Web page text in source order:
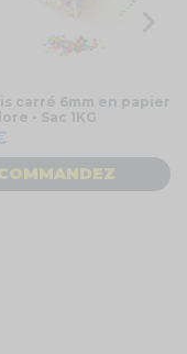
carré 6mm en papier
- Sac 1KG